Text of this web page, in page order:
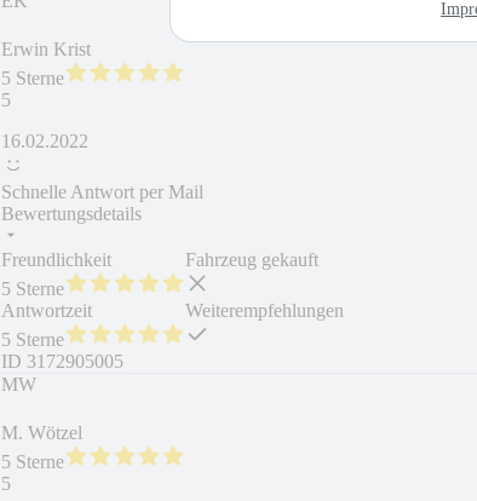
Erwin Krist
5 Sterne
5
16.02.2022
Schnelle Antwort per Mail
Bewertungsdetails
Freundlichkeit
5 Sterne
Antwortzeit
5 Sterne
Fahrzeug gekauft
Weiterempfehlungen
ID 3172905005
MW
M. Wötzel
5 Sterne
5